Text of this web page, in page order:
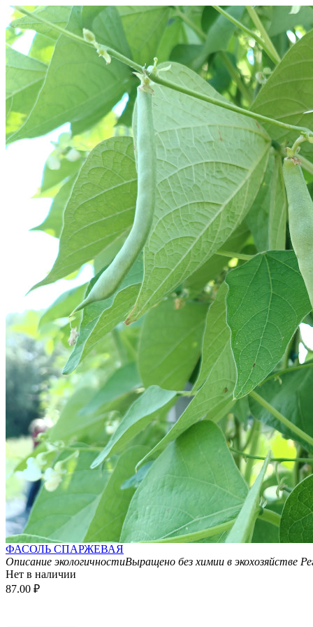
ФАСОЛЬ СПАРЖЕВАЯ
Описание экологичностиВыращено без химии в экохозяйстве
Нет в наличии
87.00 ₽